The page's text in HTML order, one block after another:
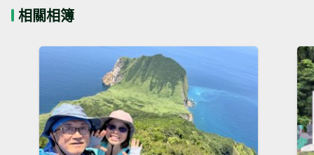
相關相簿